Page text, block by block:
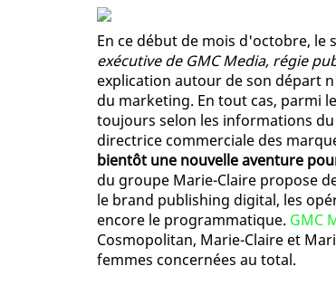
En ce début de mois d'octobre, le
exécutive de GMC Media, régie
explication autour de son départ
du marketing. En tout cas, parmi
toujours selon les informations du
directrice commerciale des
bientôt une nouvelle aventure
du groupe Marie-Claire propose
le brand publishing digital, les
encore le programmatique. GMC
Cosmopolitan, Marie-Claire et
femmes concernées au total.